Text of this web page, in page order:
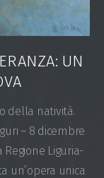
UN
della natività.
– 8 dicembre
Regione Liguria-
un’opera unica